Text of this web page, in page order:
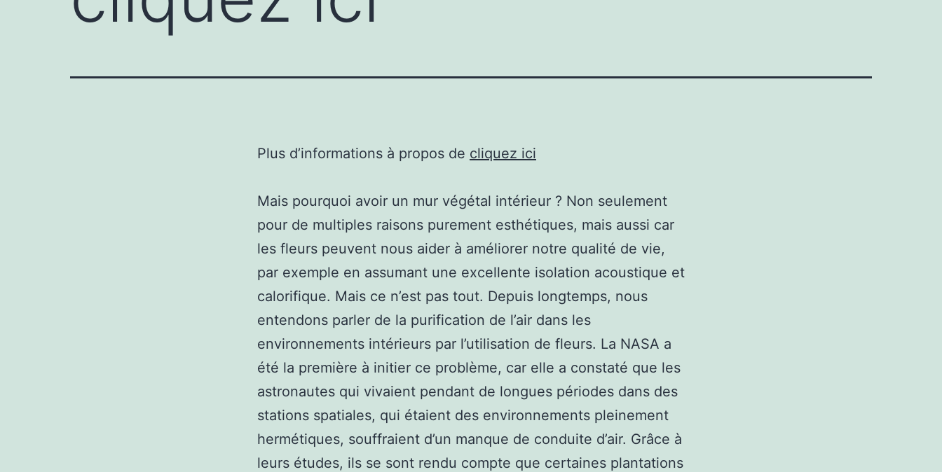
Plus d’informations à propos de cliquez ici
Mais pourquoi avoir un mur végétal intérieur ? Non seulement
pour de multiples raisons purement esthétiques, mais aussi car
les fleurs peuvent nous aider à améliorer notre qualité de vie,
par exemple en assumant une excellente isolation acoustique et
calorifique. Mais ce n’est pas tout. Depuis longtemps, nous
entendons parler de la purification de l’air dans les
environnements intérieurs par l’utilisation de fleurs. La NASA a
été la première à initier ce problème, car elle a constaté que les
astronautes qui vivaient pendant de longues périodes dans des
stations spatiales, qui étaient des environnements pleinement
hermétiques, souffraient d’un manque de conduite d’air. Grâce à
leurs études, ils se sont rendu compte que certaines plantations